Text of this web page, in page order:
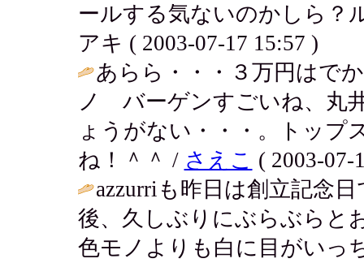
ールする気ないのかしら？
アキ ( 2003-07-17 15:57 )
あらら・・・３万円はで
ノ バーゲンすごいね、丸
ょうがない・・・。トップ
ね！＾＾ / さえこ ( 2003-07-
azzurriも昨日は創立記念
後、久しぶりにぶらぶらと
色モノよりも白に目がいっ